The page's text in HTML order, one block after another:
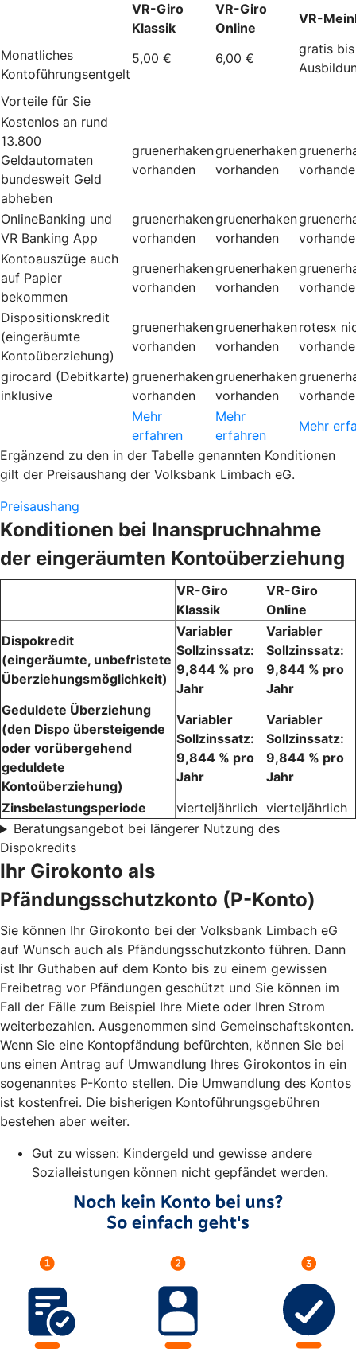
VR-Giro
Klassik
VR-Giro
Online
VR-
Monatliches
Kontoführungsentgelt
5,00 € 6,00 €
gratis bis
Vorteile für Sie
Kostenlos an rund
13.800
Geldautomaten
bundesweit Geld
abheben
gruenerhaken
vorhanden
gruenerhaken
vorhanden
OnlineBanking und
VR Banking App
gruenerhaken
vorhanden
gruenerhaken
vorhanden
Kontoauszüge auch
auf Papier
bekommen
gruenerhaken
vorhanden
gruenerhaken
vorhanden
Dispositionskredit
(eingeräumte
Kontoüberziehung)
gruenerhaken
vorhanden
gruenerhaken
vorhanden
rotesx
girocard (Debitkarte)
inklusive
gruenerhaken
vorhanden
gruenerhaken
vorhanden
Mehr
erfahren
Mehr
erfahren
Mehr
Ergänzend zu den in der Tabelle genannten Konditionen
gilt der Preisaushang der Volksbank Limbach eG.
Preisaushang
Konditionen bei Inanspruchnahme
der eingeräumten Kontoüberziehung
VR-Giro
Klassik
VR-Giro
Online
Dispokredit
(eingeräumte, unbefristete
Überziehungsmöglichkeit)
Variabler
Sollzinssatz:
9,844 % pro
Jahr
Variabler
Sollzinssatz:
9,844 % pro
Jahr
Geduldete Überziehung
(den Dispo übersteigende
oder vorübergehend
geduldete
Kontoüberziehung)
Variabler
Sollzinssatz:
9,844 % pro
Jahr
Variabler
Sollzinssatz:
9,844 % pro
Jahr
Zinsbelastungsperiode
vierteljährlich vierteljährlich
Beratungsangebot bei längerer Nutzung des
Dispokredits
Ihr Girokonto als
Pfändungsschutzkonto (P-Konto)
Sie können Ihr Girokonto bei der Volksbank Limbach eG
auf Wunsch auch als Pfändungsschutzkonto führen. Dann
ist Ihr Guthaben auf dem Konto bis zu einem gewissen
Freibetrag vor Pfändungen geschützt und Sie können im
Fall der Fälle zum Beispiel Ihre Miete oder Ihren Strom
weiterbezahlen. Ausgenommen sind Gemeinschaftskonten.
Wenn Sie eine Kontopfändung befürchten, können Sie bei
uns einen Antrag auf Umwandlung Ihres Girokontos in ein
sogenanntes P-Konto stellen. Die Umwandlung des Kontos
ist kostenfrei. Die bisherigen Kontoführungsgebühren
bestehen aber weiter.
Gut zu wissen: Kindergeld und gewisse andere
Sozialleistungen können nicht gepfändet werden.